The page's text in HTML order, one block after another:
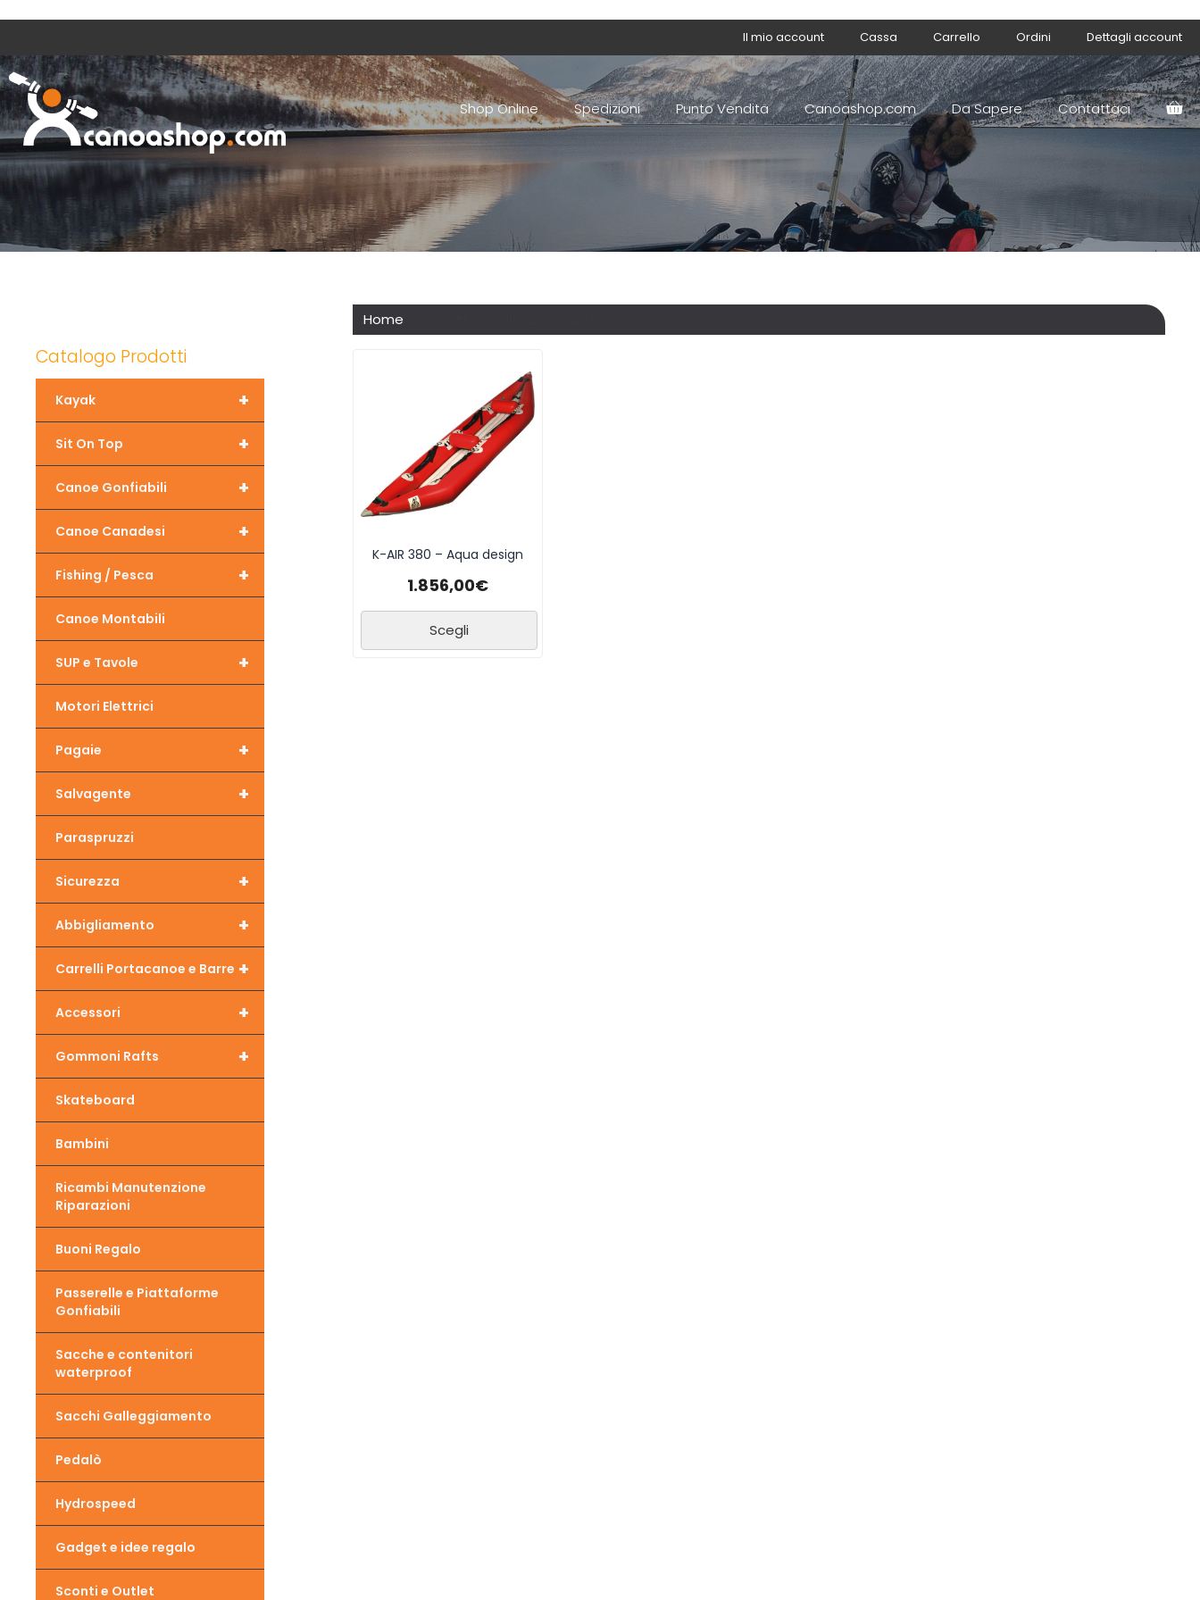
Il mio account Cassa Carrello Ordini Dettagli account
Shop Online Spedizioni Punto Vendita Canoashop.com Da Sapere Contattaci
Home
K-AIR 380 – Aqua design
1.856,00€
Scegli
Catalogo Prodotti
+
Kayak
+
Sit On Top
+
Canoe Gonfiabili
+
Canoe Canadesi
+
Fishing / Pesca
Canoe Montabili
+
SUP e Tavole
Motori Elettrici
+
Pagaie
+
Salvagente
Paraspruzzi
+
Sicurezza
+
Abbigliamento
+
Carrelli Portacanoe e Barre
+
Accessori
+
Gommoni Rafts
Skateboard
Bambini
Ricambi Manutenzione
Riparazioni
Buoni Regalo
Passerelle e Piattaforme
Gonfiabili
Sacche e contenitori
waterproof
Sacchi Galleggiamento
Pedalò
Hydrospeed
Gadget e idee regalo
Sconti e Outlet